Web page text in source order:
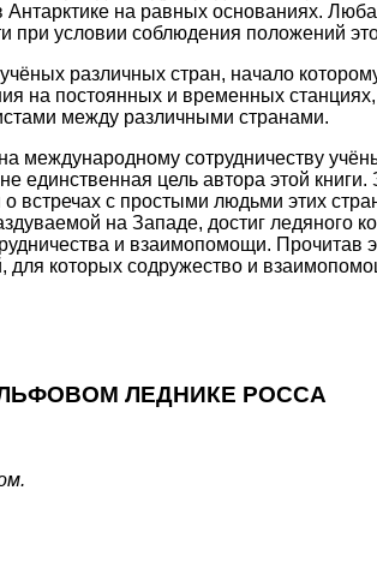
на равных основаниях.
условии соблюдения положений
различных стран, начало
на постоянных и временных
между различными странами.
международному сотрудничеству
единственная цель автора этой
с простыми людьми этих
на Западе, достиг ледяного
и взаимопомощи. Прочитав
для которых содружество и
ЛЕДНИКЕ РОССА